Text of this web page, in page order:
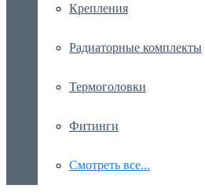
Крепления
Радиаторные комплекты
Термоголовки
Фитинги
Смотреть все...